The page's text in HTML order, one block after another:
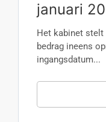
januari
Het kabinet stelt
bedrag ineens
ingangsdatum...